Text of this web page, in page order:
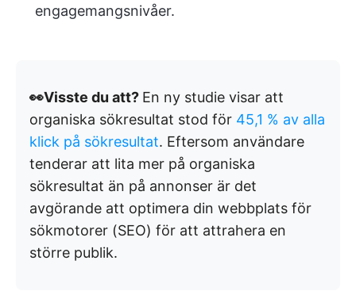
engagemangsnivåer.
👀Visste du att? En ny studie visar att
organiska sökresultat stod för 45,1 % av alla
klick på sökresultat. Eftersom användare
tenderar att lita mer på organiska
sökresultat än på annonser är det
avgörande att optimera din webbplats för
sökmotorer (SEO) för att attrahera en
större publik.